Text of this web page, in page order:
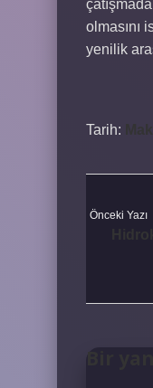
olmasını
yenilik
Tarih:
Önceki Yazı